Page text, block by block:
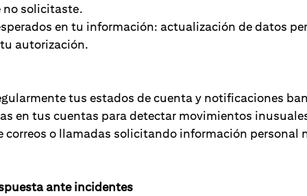
no solicitaste.
en tu información: actualización de datos
autorización.
tus estados de cuenta y notificaciones
en tus cuentas para detectar movimientos
o llamadas solicitando información personal
ante incidentes